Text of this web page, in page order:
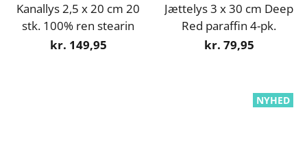
Kanallys 2,5 x 20 cm 20
stk. 100% ren stearin
kr. 149,95
Jættelys 3 x 30 cm Deep
Red paraffin 4-pk.
kr. 79,95
NYHED